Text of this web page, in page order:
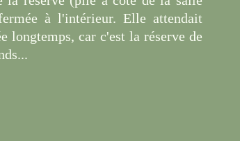
à l'intérieur. Elle attendait
longtemps, car c'est la réserve de